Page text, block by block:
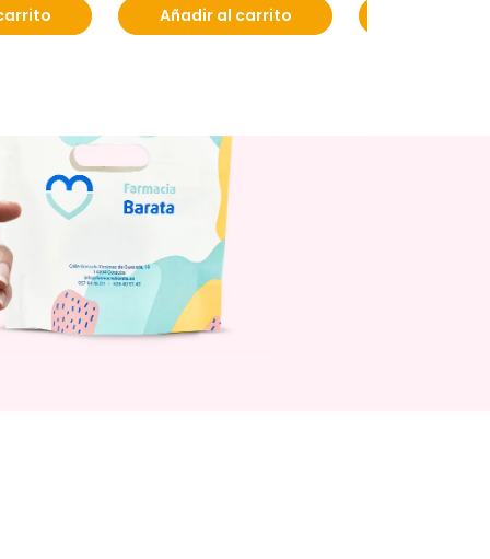
Añadir al carrito